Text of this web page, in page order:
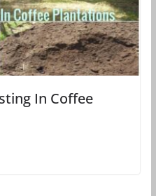
In Coffee